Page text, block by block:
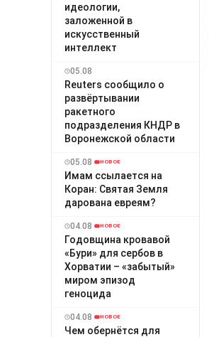
идеологии,
заложенной в
искусственный
интеллект
05.08
Reuters сообщило о
развёртывании
ракетного
подразделения КНДР в
Воронежской области
05.08 НОВОЕ
Имам ссылается на
Коран: Святая Земля
дарована евреям?
04.08 НОВОЕ
Годовщина кровавой
«Бури» для сербов в
Хорватии – «забытый»
миром эпизод
геноцида
04.08 НОВОЕ
Чем обернётся для